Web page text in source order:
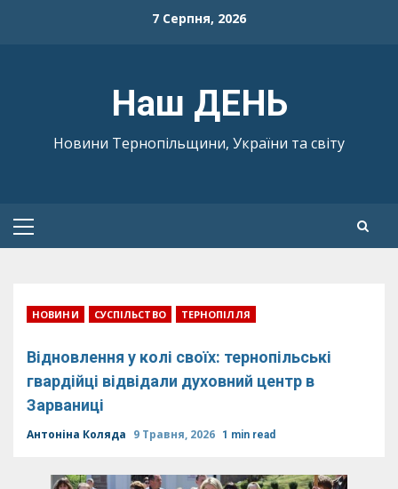
7 Серпня, 2026
Наш ДЕНЬ
Новини Тернопільщини, України та світу
Primary
НОВИНИ СУСПІЛЬСТВО ТЕРНОПІЛЛЯ
Відновлення у колі своїх: тернопільські
гвардійці відвідали духовний центр в
Зарваниці
Антоніна Коляда 9 Травня, 2026 1 min read